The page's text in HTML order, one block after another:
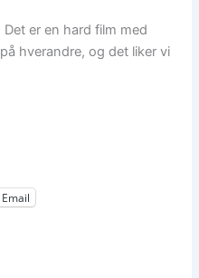
er en hard film med
hverandre, og det liker vi
Email